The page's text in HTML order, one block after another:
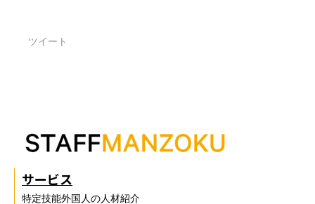
ツイート
サービス
特定技能外国人の人材紹介